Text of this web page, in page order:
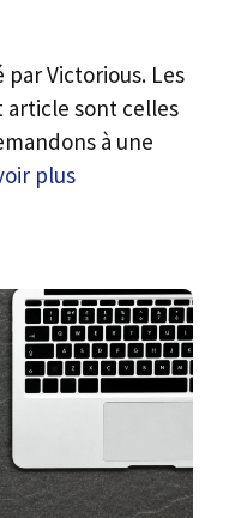
par Victorious. Les
article sont celles
à une
plus